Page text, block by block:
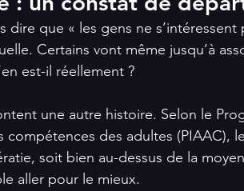
dire que « les gens ne s’intéressent
Certains vont même jusqu’à
est-il réellement ?
une autre histoire. Selon le
compétences des adultes (PIAAC),
soit bien au-dessus de la
aller pour le mieux.